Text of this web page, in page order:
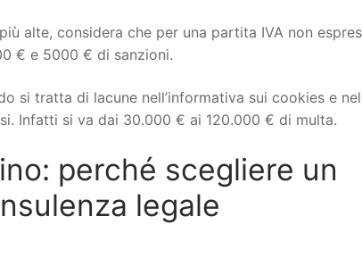
alte, considera che per una partita IVA non
€ e 5000 € di sanzioni.
si tratta di lacune nell’informativa sui cookies e
Infatti si va dai 30.000 € ai 120.000 € di multa.
perché scegliere un
legale